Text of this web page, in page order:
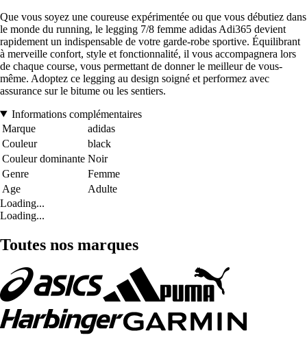
Que vous soyez une coureuse expérimentée ou que vous débutiez dans
le monde du running, le legging 7/8 femme adidas Adi365 devient
rapidement un indispensable de votre garde-robe sportive. Équilibrant
à merveille confort, style et fonctionnalité, il vous accompagnera lors
de chaque course, vous permettant de donner le meilleur de vous-
même. Adoptez ce legging au design soigné et performez avec
assurance sur le bitume ou les sentiers.
Informations complémentaires
Marque
adidas
Couleur
black
Couleur dominante Noir
Genre
Femme
Age
Adulte
Loading...
Loading...
Toutes nos marques